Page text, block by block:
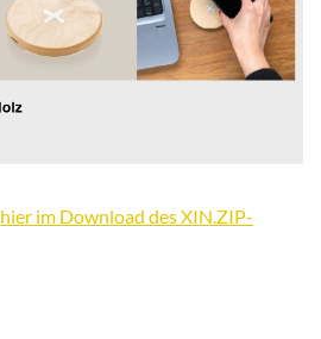
hier im Download des XIN.ZIP-